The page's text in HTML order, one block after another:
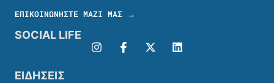
ΕΠΙΚΟΙΝΩΝΗΣΤΕ ΜΑΖΙ ΜΑΣ →
SOCIAL LIFE
ΕΙΔΗΣΕΙΣ